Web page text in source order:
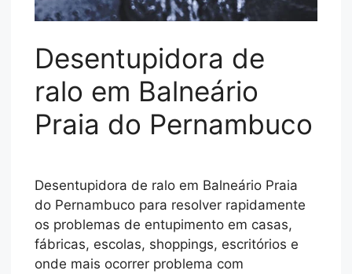
Desentupidora de
ralo em Balneário
Praia do Pernambuco
Desentupidora de ralo em Balneário Praia
do Pernambuco para resolver rapidamente
os problemas de entupimento em casas,
fábricas, escolas, shoppings, escritórios e
onde mais ocorrer problema com